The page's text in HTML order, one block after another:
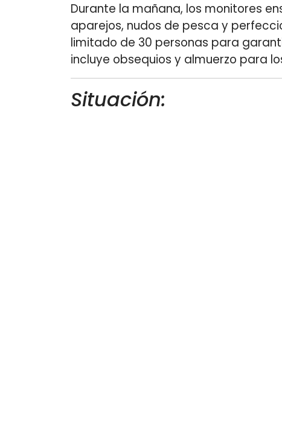
Durante la mañana, los monitores
aparejos, nudos de pesca y
limitado de 30 personas para
incluye obsequios y almuerzo para
Situación: